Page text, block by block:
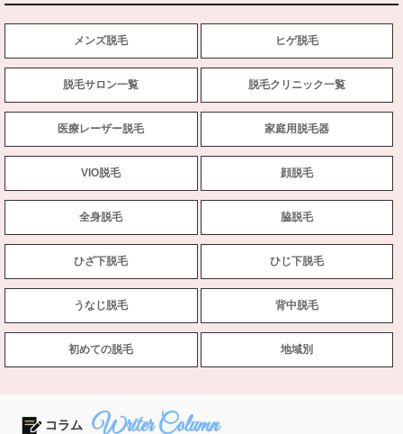
メンズ脱毛 ヒゲ脱毛
脱毛サロン一覧 脱毛クリニック一覧
医療レーザー脱毛 家庭用脱毛器
VIO脱毛 顔脱毛
全身脱毛 脇脱毛
ひざ下脱毛 ひじ下脱毛
うなじ脱毛 背中脱毛
初めての脱毛 地域別
コラム